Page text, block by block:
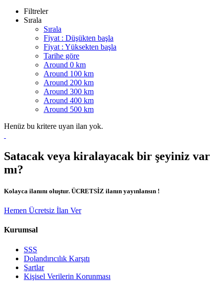
Filtreler
Sırala
Sırala
Fiyat : Düşükten başla
Fiyat : Yüksekten başla
Tarihe göre
Around 0 km
Around 100 km
Around 200 km
Around 300 km
Around 400 km
Around 500 km
Henüz bu kritere uyan ilan yok.
Satacak veya kiralayacak bir şeyiniz var
mı?
Kolayca ilanını oluştur. ÜCRETSİZ ilanın yayınlansın !
Hemen Ücretsiz İlan Ver
Kurumsal
SSS
Dolandırıcılık Karşıtı
Şartlar
Kişisel Verilerin Korunması